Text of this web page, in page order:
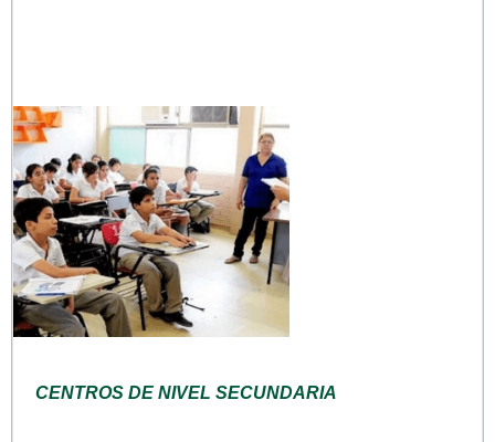
CENTROS DE NIVEL SECUNDARIA